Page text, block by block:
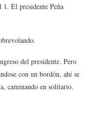
El presidente Peña
del presidente. Pero
con un bordón, ahí se
caminando en solitario.